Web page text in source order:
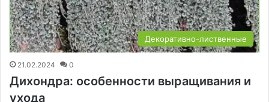
Декоративно-лиственные
21.02.2024 0
Дихондра: особенности выращивания и
ухода